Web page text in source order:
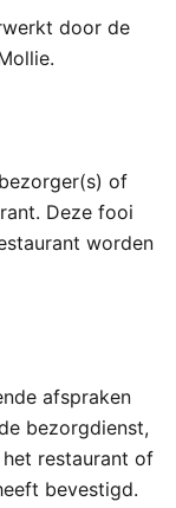
door de
of
Deze fooi
worden
afspraken
bezorgdienst,
restaurant of
bevestigd.